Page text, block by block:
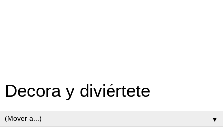
Decora y diviértete
▼